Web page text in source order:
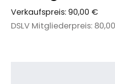
Verkaufspreis: 90,00 €
DSLV Mitgliederpreis: